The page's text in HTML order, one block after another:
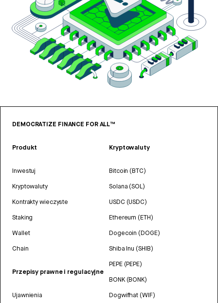
DEMOCRATIZE FINANCE FOR ALL™
Produkt
Inwestuj
Kryptowaluty
Kontrakty wieczyste
Staking
Wallet
Chain
Przepisy prawne i regulacyjne
Ujawnienia
Kryptowaluty
Bitcoin (BTC)
Solana (SOL)
USDC (USDC)
Ethereum (ETH)
Dogecoin (DOGE)
Shiba Inu (SHIB)
PEPE (PEPE)
BONK (BONK)
Dogwifhat (WIF)